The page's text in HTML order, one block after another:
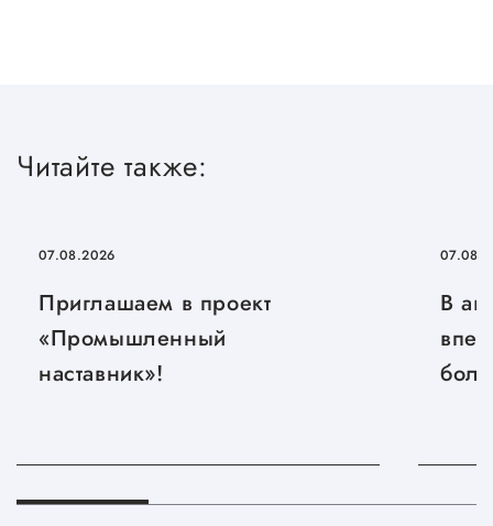
Читайте также:
07.08.2026
Приглашаем в проект
«Промышленный
наставник»!
В